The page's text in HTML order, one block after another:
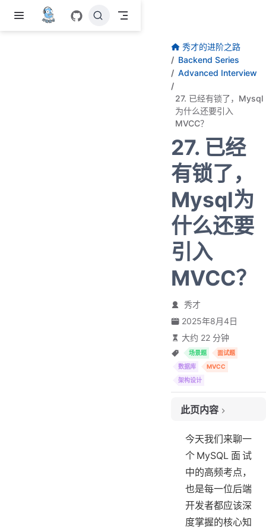
跳至主要內容
秀才的进阶之路
Backend Series
Advanced Interview
27. 已经有锁了，Mysql
为什么还要引入
MVCC？
27. 已经
有锁了，
Mysql为
什么还要
引入
MVCC？
秀才
2025年8月4日
大约 22 分钟
场景题
面试题
数据库
MVCC
架构设计
此页内容
2. 事务的隔离级别
3. 版本链
3.4 Read View小结
今天我们来聊一
个MySQL面试
中的高频考点，
也是每一位后端
开发者都应该深
度掌握的核心知